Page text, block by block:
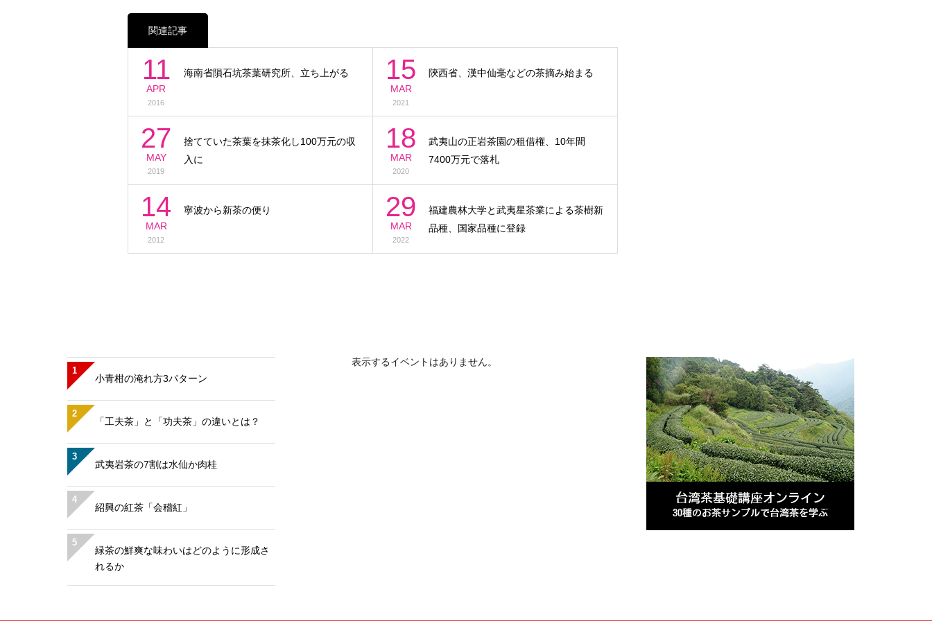
関連記事
11
APR
2016
海南省隕石坑茶葉研究所、立ち上がる 15
MAR
2021
陝西省、漢中仙毫などの茶摘み始まる
27
MAY
2019
捨てていた茶葉を抹茶化し100万元の収
入に
18
MAR
2020
武夷山の正岩茶園の租借権、10年間
7400万元で落札
14
MAR
2012
寧波から新茶の便り 29
MAR
2022
福建農林大学と武夷星茶業による茶樹新
品種、国家品種に登録
1
小青柑の淹れ方3パターン
2
「工夫茶」と「功夫茶」の違いとは？
3
武夷岩茶の7割は水仙か肉桂
4
紹興の紅茶「会稽紅」
5
緑茶の鮮爽な味わいはどのように形成さ
れるか
表示するイベントはありません。